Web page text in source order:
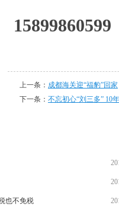
15899860599
上一条： 成都海关迎“福豹”回家
下一条： 不忘初心“刘三多” 10
也不免税